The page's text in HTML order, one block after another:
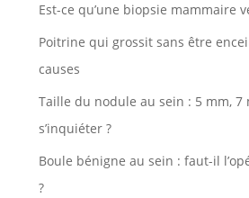
Est-ce qu’une biopsie mammaire
Poitrine qui grossit sans être
causes
Taille du nodule au sein : 5 mm, 7
s’inquiéter ?
Boule bénigne au sein : faut-il
?